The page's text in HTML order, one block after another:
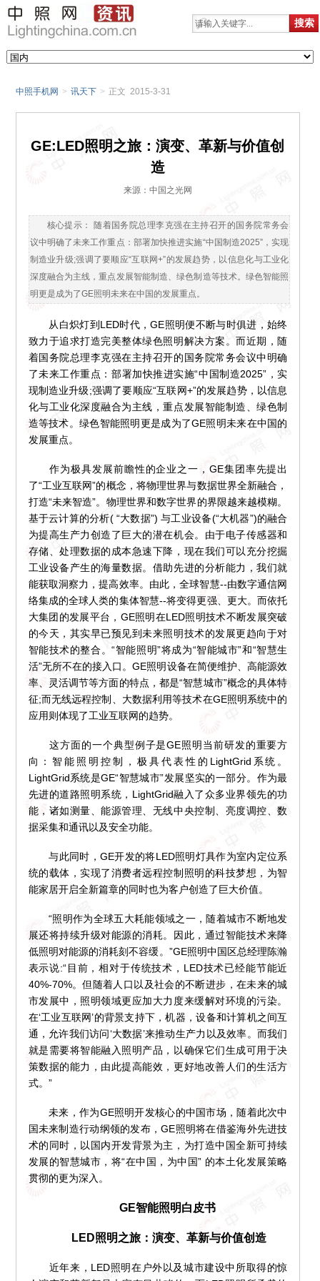
中照手机网 > 讯天下 > 正文 2015-3-31
GE:LED照明之旅：演变、革新与价值创
造
来源：中国之光网
核心提示： 随着国务院总理李克强在主持召开的国务院常务会
议中明确了未来工作重点：部署加快推进实施“中国制造2025”，实现
制造业升级;强调了要顺应“互联网+”的发展趋势，以信息化与工业化
深度融合为主线，重点发展智能制造、绿色制造等技术。绿色智能照
明更是成为了GE照明未来在中国的发展重点。
从白炽灯到LED时代，GE照明便不断与时俱进，始终
致力于追求打造完美整体绿色照明解决方案。而近期，随
着国务院总理李克强在主持召开的国务院常务会议中明确
了未来工作重点：部署加快推进实施“中国制造2025”，实
现制造业升级;强调了要顺应“互联网+”的发展趋势，以信息
化与工业化深度融合为主线，重点发展智能制造、绿色制
造等技术。绿色智能照明更是成为了GE照明未来在中国的
发展重点。
作为极具发展前瞻性的企业之一，GE集团率先提出
了“工业互联网”的概念，将物理世界与数据世界全新融合，
打造“未来智造”。物理世界和数字世界的界限越来越模糊。
基于云计算的分析( “大数据”) 与工业设备(“大机器”)的融合
为提高生产力创造了巨大的潜在机会。由于电子传感器和
存储、处理数据的成本急速下降，现在我们可以充分挖掘
工业设备产生的海量数据。借助先进的分析能力，我们就
能获取洞察力，提高效率。由此，全球智慧--由数字通信网
络集成的全球人类的集体智慧--将变得更强、更大。而依托
大集团的发展平台，GE照明在LED照明技术不断发展突破
的今天，其实早已预见到未来照明技术的发展更趋向于对
智能技术的整合。“智能照明”将成为“智能城市”和“智慧生
活”无所不在的接入口。GE照明设备在简便维护、高能源效
率、灵活调节等方面的特点，都是“智慧城市”概念的具体特
征;而无线远程控制、大数据利用等技术在GE照明系统中的
应用则体现了工业互联网的趋势。
这方面的一个典型例子是GE照明当前研发的重要方
向：智能照明控制，极具代表性的LightGrid系统。
LightGrid系统是GE“智慧城市”发展坚实的一部分。作为最
先进的道路照明系统，LightGrid融入了众多业界领先的功
能，诸如测量、能源管理、无线中央控制、亮度调控、数
据采集和通讯以及安全功能。
与此同时，GE开发的将LED照明灯具作为室内定位系
统的载体，实现了消费者远程控制照明的科技梦想，为智
能家居开启全新篇章的同时也为客户创造了巨大价值。
“照明作为全球五大耗能领域之一，随着城市不断地发
展还将持续升级对能源的消耗。因此，通过智能技术来降
低照明对能源的消耗刻不容缓。”GE照明中国区总经理陈瀚
表示说:“目前，相对于传统技术，LED技术已经能节能近
40%-70%。但随着人口以及社会的不断进步，在未来的城
市发展中，照明领域更应加大力度来缓解对环境的污染。
在‘工业互联网’的背景支持下，机器，设备和计算机之间互
通，允许我们访问‘大数据’来推动生产力以及效率。而我们
就是需要将智能融入照明产品，以确保它们生成可用于决
策数据的能力，由此提高能效，更好地改善人们的生活方
式。”
未来，作为GE照明开发核心的中国市场，随着此次中
国未来制造行动纲领的发布，GE照明将在借鉴海外先进技
术的同时，以国内开发背景为主，为打造中国全新可持续
发展的智慧城市，将“在中国，为中国” 的本土化发展策略
贯彻的更为深入。
GE智能照明白皮书
LED照明之旅：演变、革新与价值创造
近年来，LED照明在户外以及城市建设中所取得的惊